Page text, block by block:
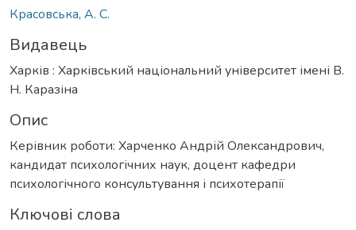
Красовська, А. С.
Видавець
Харків : Харківський національний університет імені В.
Н. Каразіна
Опис
Керівник роботи: Харченко Андрій Олександрович,
кандидат психологічних наук, доцент кафедри
психологічного консультування і психотерапії
Ключові слова